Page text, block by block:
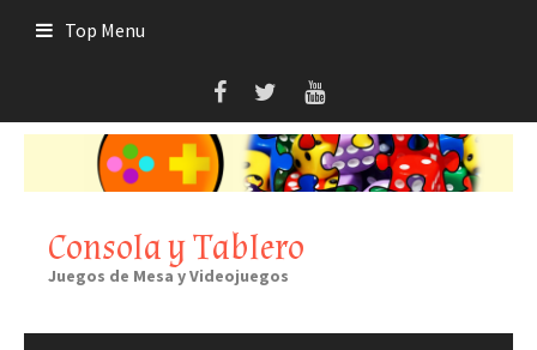
Top Menu
Consola y Tablero
Juegos de Mesa y Videojuegos